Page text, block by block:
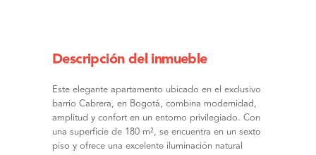
Descripción del inmueble
Este elegante apartamento ubicado en el exclusivo
barrio Cabrera, en Bogotá, combina modernidad,
amplitud y confort en un entorno privilegiado. Con
una superficie de 180 m², se encuentra en un sexto
piso y ofrece una excelente iluminación natural